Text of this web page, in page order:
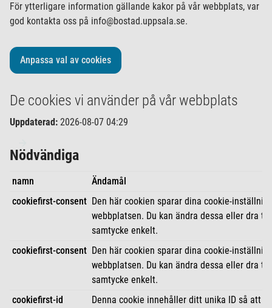
För ytterligare information gällande kakor på vår webbplats, var
god kontakta oss på info@bostad.uppsala.se.
Anpassa val av cookies
De cookies vi använder på vår webbplats
Uppdaterad: 2026-08-07 04:29
Nödvändiga
namn
Ändamål
cookiefirst-consent Den här cookien sparar dina cookie-
webbplatsen. Du kan ändra dessa eller dra
samtycke enkelt.
cookiefirst-consent Den här cookien sparar dina cookie-
webbplatsen. Du kan ändra dessa eller dra
samtycke enkelt.
cookiefirst-id
Denna cookie innehåller ditt unika ID så att